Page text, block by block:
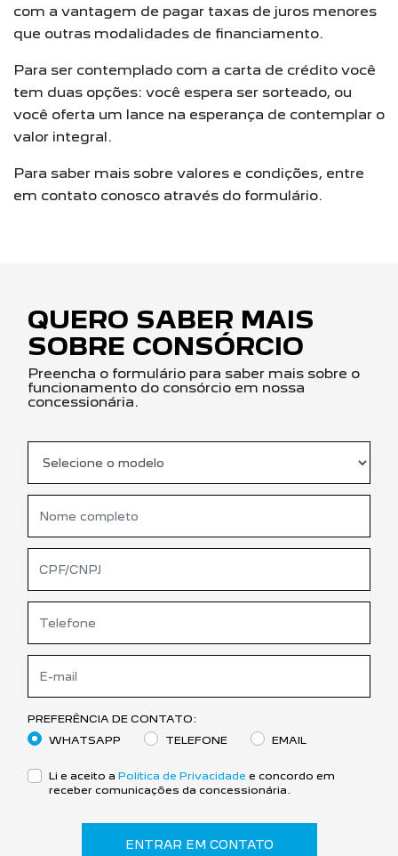
com a vantagem de pagar taxas de juros menores
que outras modalidades de financiamento.
Para ser contemplado com a carta de crédito você
tem duas opções: você espera ser sorteado, ou
você oferta um lance na esperança de contemplar o
valor integral.
Para saber mais sobre valores e condições, entre
em contato conosco através do formulário.
QUERO SABER MAIS
SOBRE CONSÓRCIO
Preencha o formulário para saber mais sobre o
funcionamento do consórcio em nossa
concessionária.
PREFERÊNCIA DE CONTATO:
WHATSAPP
TELEFONE EMAIL
Li e aceito a Política de Privacidade e concordo em
receber comunicações da concessionária.
ENTRAR EM CONTATO